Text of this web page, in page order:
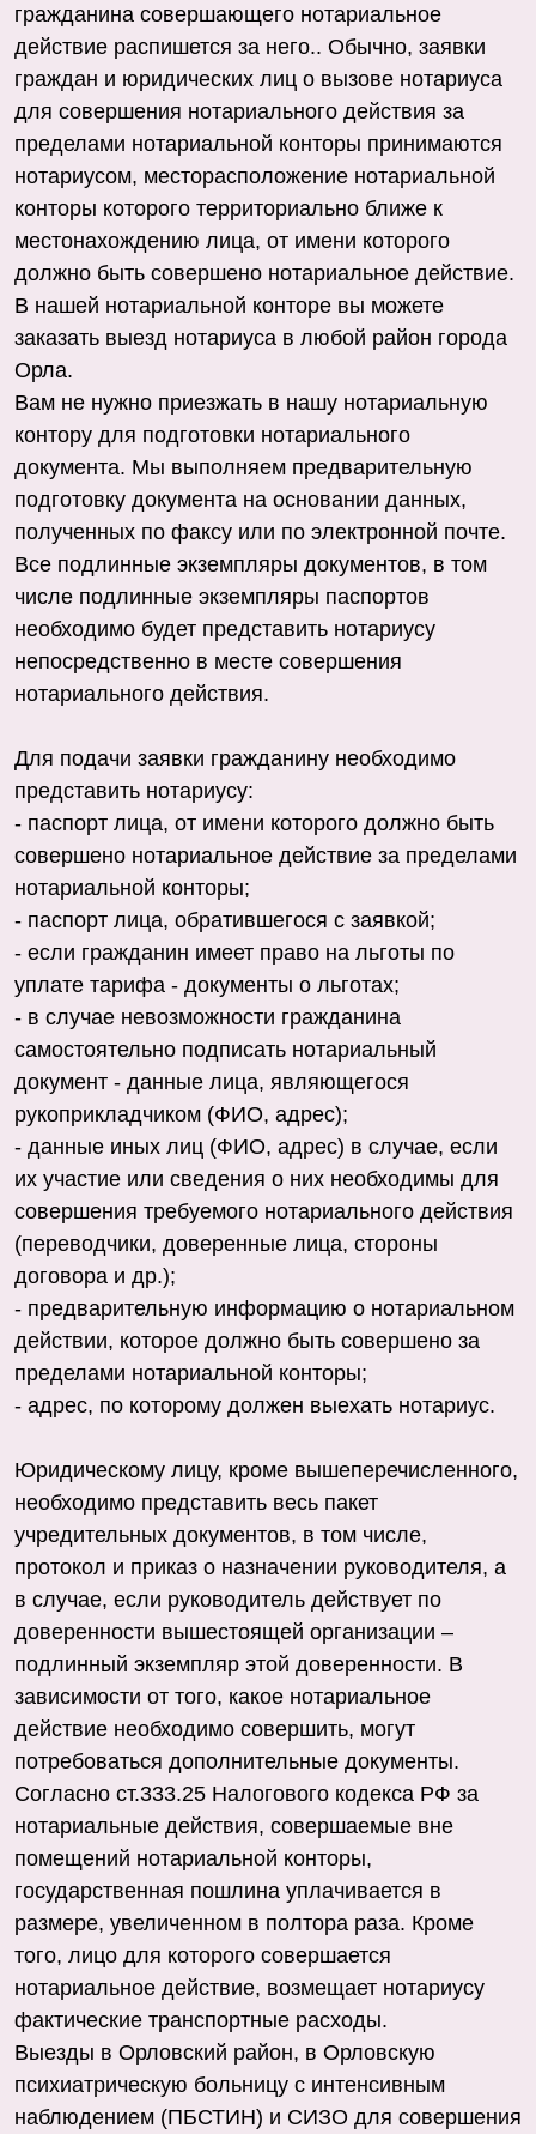
гражданина совершающего нотариальное
действие распишется за него.. Обычно, заявки
граждан и юридических лиц о вызове нотариуса
для совершения нотариального действия за
пределами нотариальной конторы принимаются
нотариусом, месторасположение нотариальной
конторы которого территориально ближе к
местонахождению лица, от имени которого
должно быть совершено нотариальное действие.
В нашей нотариальной конторе вы можете
заказать выезд нотариуса в любой район города
Орла.
Вам не нужно приезжать в нашу нотариальную
контору для подготовки нотариального
документа. Мы выполняем предварительную
подготовку документа на основании данных,
полученных по факсу или по электронной почте.
Все подлинные экземпляры документов, в том
числе подлинные экземпляры паспортов
необходимо будет представить нотариусу
непосредственно в месте совершения
нотариального действия.
Для подачи заявки гражданину необходимо
представить нотариусу:
- паспорт лица, от имени которого должно быть
совершено нотариальное действие за пределами
нотариальной конторы;
- паспорт лица, обратившегося с заявкой;
- если гражданин имеет право на льготы по
уплате тарифа - документы о льготах;
- в случае невозможности гражданина
самостоятельно подписать нотариальный
документ - данные лица, являющегося
рукоприкладчиком (ФИО, адрес);
- данные иных лиц (ФИО, адрес) в случае, если
их участие или сведения о них необходимы для
совершения требуемого нотариального действия
(переводчики, доверенные лица, стороны
договора и др.);
- предварительную информацию о нотариальном
действии, которое должно быть совершено за
пределами нотариальной конторы;
- адрес, по которому должен выехать нотариус.
Юридическому лицу, кроме вышеперечисленного,
необходимо представить весь пакет
учредительных документов, в том числе,
протокол и приказ о назначении руководителя, а
в случае, если руководитель действует по
доверенности вышестоящей организации –
подлинный экземпляр этой доверенности. В
зависимости от того, какое нотариальное
действие необходимо совершить, могут
потребоваться дополнительные документы.
Согласно ст.333.25 Налогового кодекса РФ за
нотариальные действия, совершаемые вне
помещений нотариальной конторы,
государственная пошлина уплачивается в
размере, увеличенном в полтора раза. Кроме
того, лицо для которого совершается
нотариальное действие, возмещает нотариусу
фактические транспортные расходы.
Выезды в Орловский район, в Орловскую
психиатрическую больницу с интенсивным
наблюдением (ПБСТИН) и СИЗО для совершения